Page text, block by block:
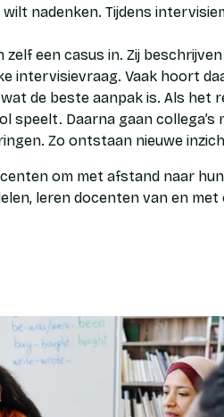
wilt nadenken. Tijdens
zelf een casus in. Zij
intervisievraag. Vaak hoort
de beste aanpak is. Als
speelt. Daarna gaan
Zo ontstaan nieuwe
om met afstand naar
leren docenten van en